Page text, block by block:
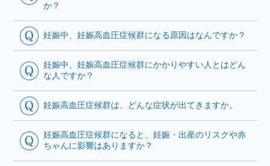
か？
妊娠中、妊娠高血圧症候群になる原因はなんですか？
妊娠中、妊娠高血圧症候群にかかりやすい人とはどん
な人ですか？
妊娠高血圧症候群は、どんな症状が出てきますか。
妊娠高血圧症候群になると、妊娠・出産のリスクや赤
ちゃんに影響はありますか？